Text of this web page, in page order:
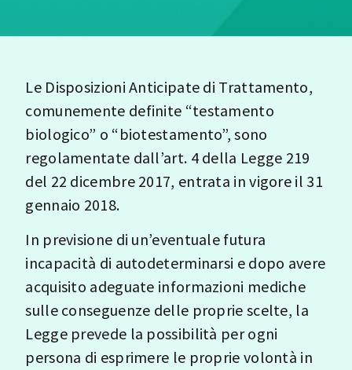
Le Disposizioni Anticipate di Trattamento,
comunemente definite “testamento
biologico” o “biotestamento”, sono
regolamentate dall’art. 4 della Legge 219
del 22 dicembre 2017, entrata in vigore il 31
gennaio 2018.
In previsione di un’eventuale futura
incapacità di autodeterminarsi e dopo avere
acquisito adeguate informazioni mediche
sulle conseguenze delle proprie scelte, la
Legge prevede la possibilità per ogni
persona di esprimere le proprie volontà in